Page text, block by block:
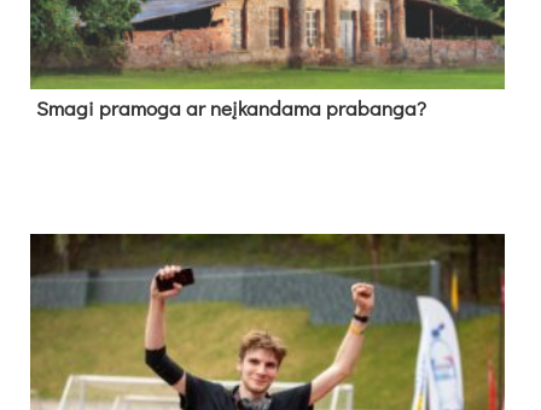
Sma­gi pra­mo­ga ar neį­kan­da­ma pra­ban­ga?